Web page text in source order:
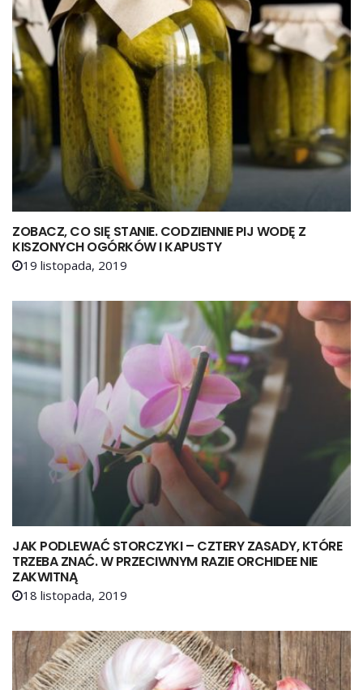
ZOBACZ, CO SIĘ STANIE. CODZIENNIE PIJ WODĘ Z
KISZONYCH OGÓRKÓW I KAPUSTY
19 listopada, 2019
JAK PODLEWAĆ STORCZYKI – CZTERY ZASADY, KTÓRE
TRZEBA ZNAĆ. W PRZECIWNYM RAZIE ORCHIDEE NIE
ZAKWITNĄ
18 listopada, 2019